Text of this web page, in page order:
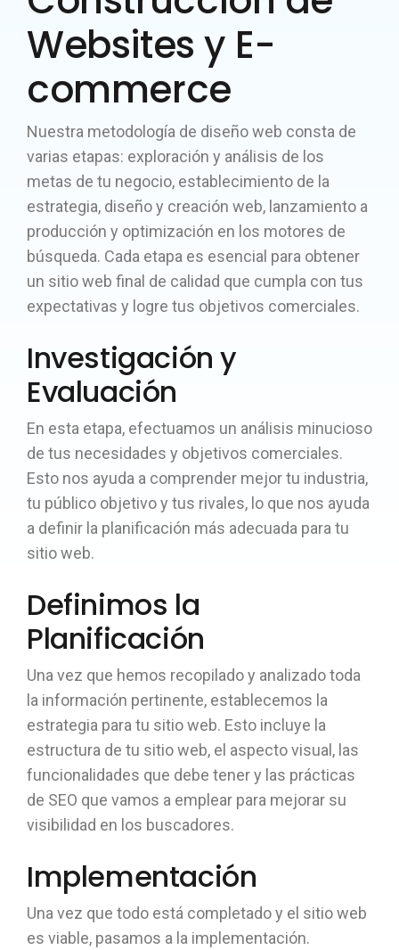
Websites y E-
commerce
Nuestra metodología de diseño web consta de
varias etapas: exploración y análisis de los
metas de tu negocio, establecimiento de la
estrategia, diseño y creación web, lanzamiento a
producción y optimización en los motores de
búsqueda. Cada etapa es esencial para obtener
un sitio web final de calidad que cumpla con tus
expectativas y logre tus objetivos comerciales.
Investigación y
Evaluación
En esta etapa, efectuamos un análisis minucioso
de tus necesidades y objetivos comerciales.
Esto nos ayuda a comprender mejor tu industria,
tu público objetivo y tus rivales, lo que nos ayuda
a definir la planificación más adecuada para tu
sitio web.
Definimos la
Planificación
Una vez que hemos recopilado y analizado toda
la información pertinente, establecemos la
estrategia para tu sitio web. Esto incluye la
estructura de tu sitio web, el aspecto visual, las
funcionalidades que debe tener y las prácticas
de SEO que vamos a emplear para mejorar su
visibilidad en los buscadores.
Implementación
Una vez que todo está completado y el sitio web
es viable, pasamos a la implementación.